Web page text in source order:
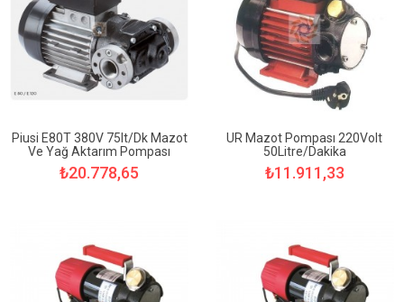
Piusi E80T 380V 75lt/dk Mazot
Ve Yağ Aktarım Pompası
₺20.778,65
UR Mazot Pompası 220Volt
50Litre/Dakika
₺11.911,33